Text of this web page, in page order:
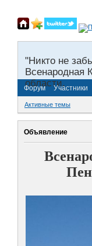
"Никто не
Всенародная
области.
Форум Участники
Активные темы
Объявление